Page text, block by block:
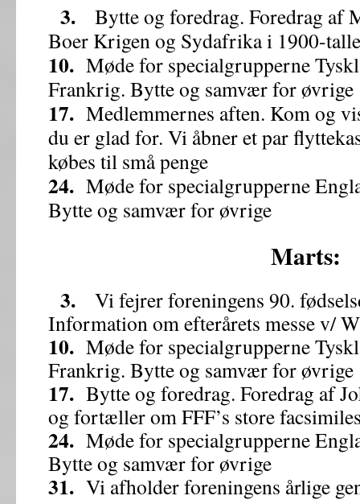
3. Bytte og foredrag. Foredrag af
Boer Krigen og Sydafrika i 1900-
10. Møde for specialgrupperne
Frankrig. Bytte og samvær for øvrige
17. Medlemmernes aften. Kom og
du er glad for. Vi åbner et par
købes til små penge
24. Møde for specialgrupperne
Bytte og samvær for øvrige
Marts:
3. Vi fejrer foreningens 90.
Information om efterårets messe v/
10. Møde for specialgrupperne
Frankrig. Bytte og samvær for øvrige
17. Bytte og foredrag. Foredrag af
og fortæller om FFF’s store
24. Møde for specialgrupperne
Bytte og samvær for øvrige
31. Vi afholder foreningens årlige